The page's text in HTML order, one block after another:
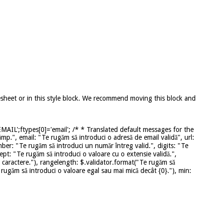
or in this style block. We recommend moving this block and
/* * Translated default messages for the
email: "Te rugăm să introduci o adresă de email validă", url:
"Te rugăm să introduci un număr întreg valid.", digits: "Te
"Te rugăm să introduci o valoare cu o extensie validă.",
rangelength: $.validator.format("Te rugăm să
să introduci o valoare egal sau mai mică decât {0}."), min: